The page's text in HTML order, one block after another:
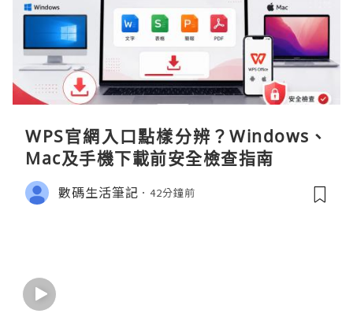
WPS官網入口點樣分辨？Windows、
Mac及手機下載前安全檢查指南
數碼生活筆記 42分鐘前